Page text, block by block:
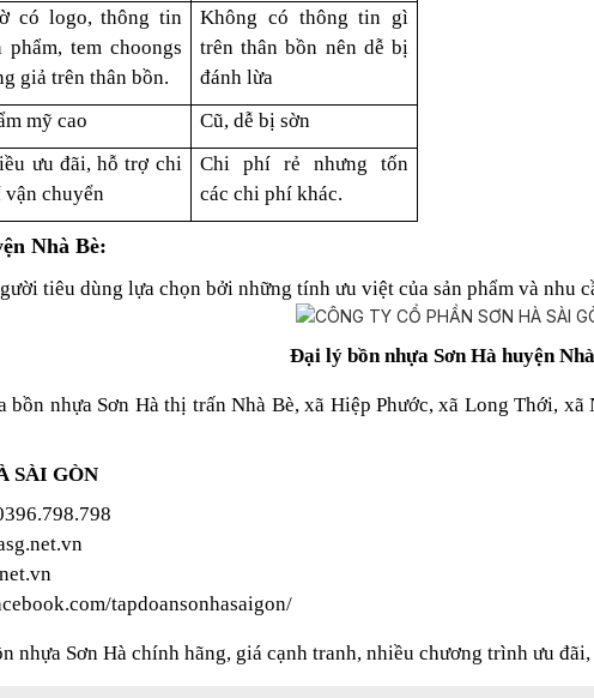
có logo, thông tin
phẩm, tem choongs
giả trên thân bồn.
Không có thông tin gì
trên thân bồn nên dễ bị
đánh lừa
mỹ cao
Cũ, dễ bị sờn
ưu đãi, hỗ trợ chi
vận chuyển
Chi phí rẻ nhưng tốn
các chi phí khác.
Nhà Bè:
tiêu dùng lựa chọn bởi những tính ưu việt của sản phẩm và nhu
Đại lý bồn nhựa Sơn Hà huyện
bồn nhựa Sơn Hà thị trấn Nhà Bè, xã Hiệp Phước, xã Long Thới,
SÀI GÒN
tapdoansonhasaigon/
nhựa Sơn Hà chính hãng, giá cạnh tranh, nhiều chương trình ưu